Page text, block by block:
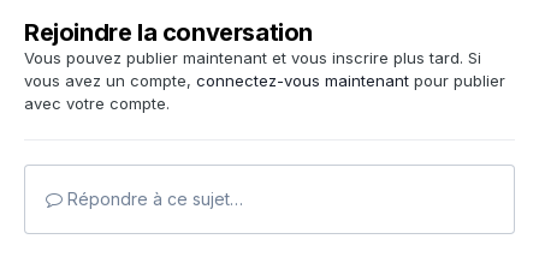
Rejoindre la conversation
Vous pouvez publier maintenant et vous inscrire plus tard. Si
vous avez un compte, connectez-vous maintenant pour publier
avec votre compte.
Répondre à ce sujet…